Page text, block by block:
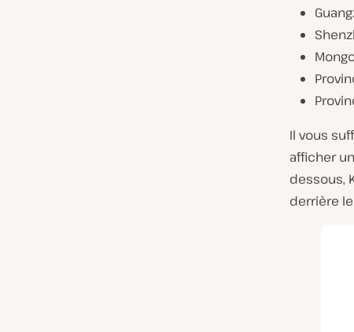
Il vous
afficher
dessous,
derrière